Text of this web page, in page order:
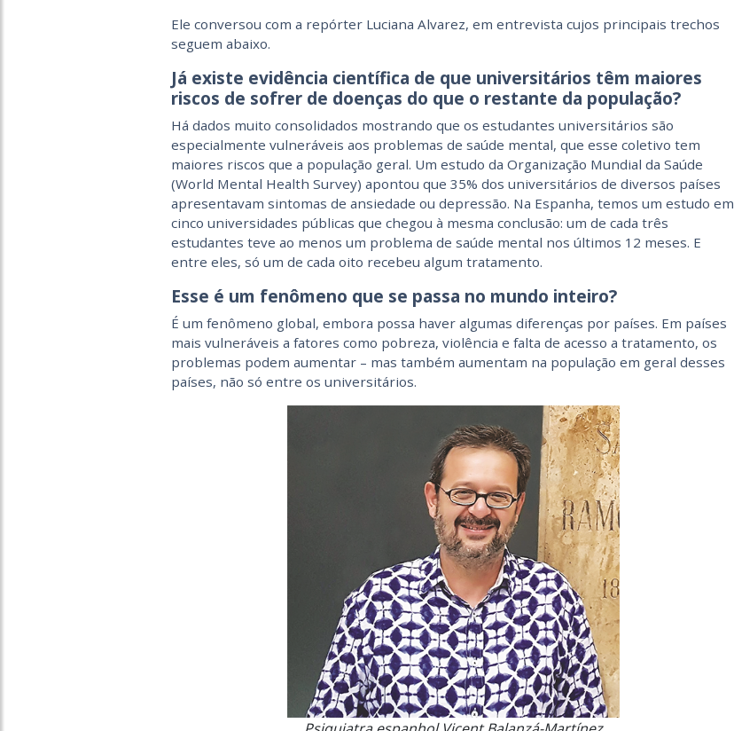
Ele conversou com a repórter Luciana Alvarez, em entrevista cujos principais trechos
seguem abaixo.
Já existe evidência científica de que universitários têm maiores
riscos de sofrer de doenças do que o restante da população?
Há dados muito consolidados mostrando que os estudantes universitários são
especialmente vulneráveis aos problemas de saúde mental, que esse coletivo tem
maiores riscos que a população geral. Um estudo da Organização Mundial da Saúde
(World Mental Health Survey) apontou que 35% dos universitários de diversos países
apresentavam sintomas de ansiedade ou depressão. Na Espanha, temos um estudo em
cinco universidades públicas que chegou à mesma conclusão: um de cada três
estudantes teve ao menos um problema de saúde mental nos últimos 12 meses. E
entre eles, só um de cada oito recebeu algum tratamento.
Esse é um fenômeno que se passa no mundo inteiro?
É um fenômeno global, embora possa haver algumas diferenças por países. Em países
mais vulneráveis a fatores como pobreza, violência e falta de acesso a tratamento, os
problemas podem aumentar – mas também aumentam na população em geral desses
países, não só entre os universitários.